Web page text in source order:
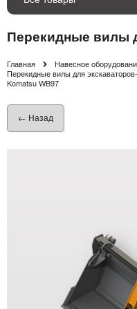
Перекидные вилы
Главная
Навесное
Перекидные вилы для
Komatsu WB97
← Назад